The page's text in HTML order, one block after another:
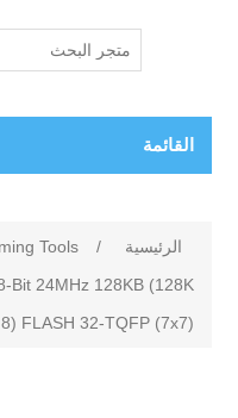
القائمة
الرئيسية /
Tools
Bit 24MHz 128KB (128K
FLASH 32-TQFP (7x7)